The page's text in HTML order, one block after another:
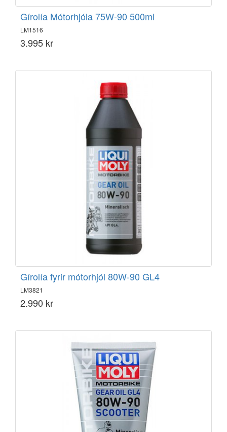
Gírolía Mótorhjóla 75W-90 500ml
LM1516
3.995 kr
Gírolía fyrir mótorhjól 80W-90 GL4
LM3821
2.990 kr